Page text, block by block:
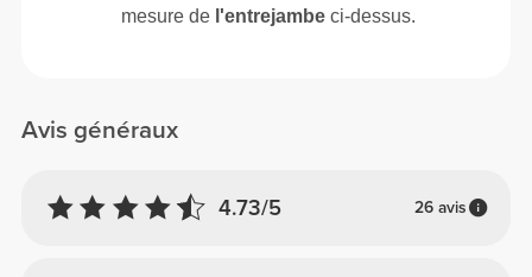
Avis généraux
4.73/5 26 avis
mesure de l'entrejambe ci-dessus.